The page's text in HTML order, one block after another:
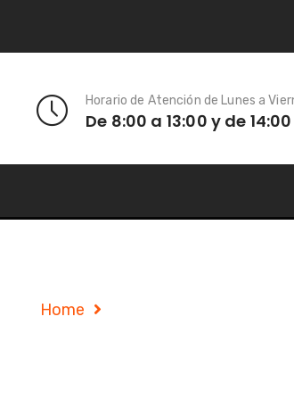
Horario de Atención de Lunes a
De 8:00 a 13:00 y de
Home